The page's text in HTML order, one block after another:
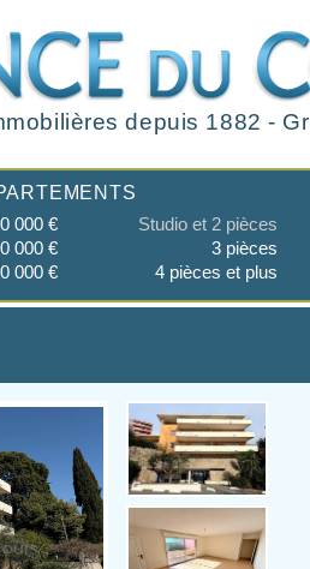
depuis 1882 -
000 €
000 €
000 €
Studio et 2 pièces
3 pièces
4 pièces et plus